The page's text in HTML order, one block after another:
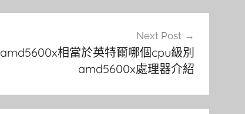
Next Post
amd5600x相當於英特爾哪個cpu級別
amd5600x處理器介紹